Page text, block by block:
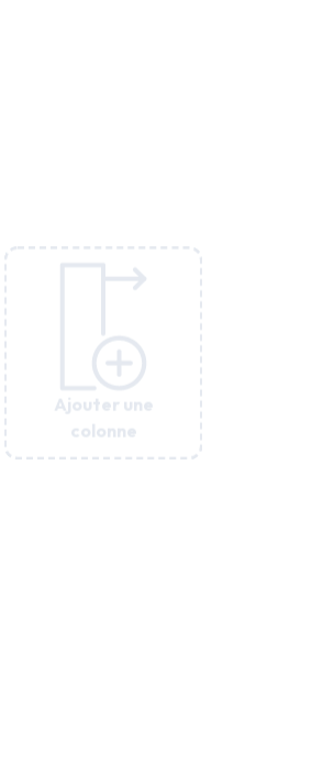
Ajouter une
colonne
Ajouter une
colonne
Ajouter une
colonne
Ajouter une
colonne
Ajouter une
colonne
Ajouter une
colonne